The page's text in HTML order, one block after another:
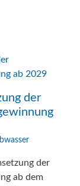
der
der
ab dem